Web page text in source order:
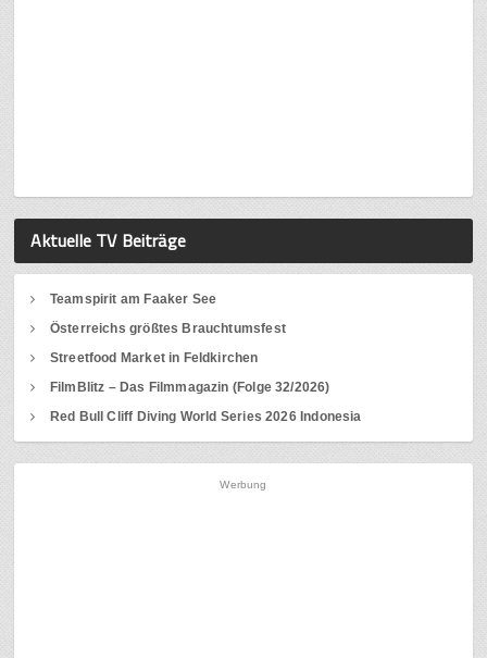
Aktuelle TV Beiträge
Teamspirit am Faaker See
Österreichs größtes Brauchtumsfest
Streetfood Market in Feldkirchen
FilmBlitz – Das Filmmagazin (Folge 32/2026)
Red Bull Cliff Diving World Series 2026 Indonesia
Werbung